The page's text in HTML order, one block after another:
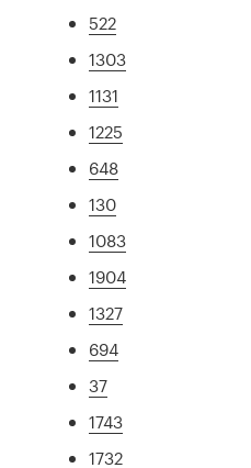
522
1303
1131
1225
648
130
1083
1904
1327
694
37
1743
1732